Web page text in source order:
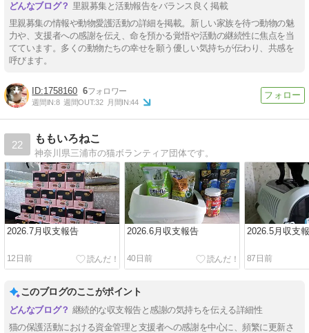
里親募集と活動報告をバランス良く掲載
里親募集の情報や動物愛護活動の詳細を掲載。新しい家族を待つ動物の魅
力や、支援者への感謝を伝え、命を預かる覚悟や活動の継続性に焦点を当
てています。多くの動物たちの幸せを願う優しい気持ちが伝わり、共感を
呼びます。
1758160 6
週間IN:8 週間OUT:32 月間IN:44
22
ももいろねこ
神奈川県三浦市の猫ボランティア団体です。
2026.7月収支報告
12日前
2026.6月収支報告
40日前
2026.5月収支
87日前
このブログのここがポイント
継続的な収支報告と感謝の気持ちを伝える詳細性
猫の保護活動における資金管理と支援者への感謝を中心に、頻繁に更新さ